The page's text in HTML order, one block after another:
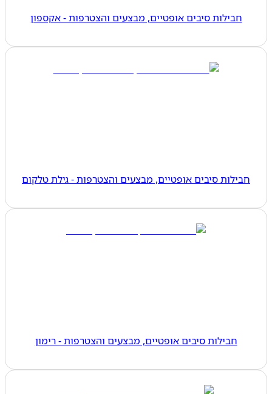
חבילות סיבים אופטיים, מבצעים והצטרפות - אקספון
חבילות סיבים אופטיים, מבצעים והצטרפות - גילת טלקום
חבילות סיבים אופטיים, מבצעים והצטרפות - רימון